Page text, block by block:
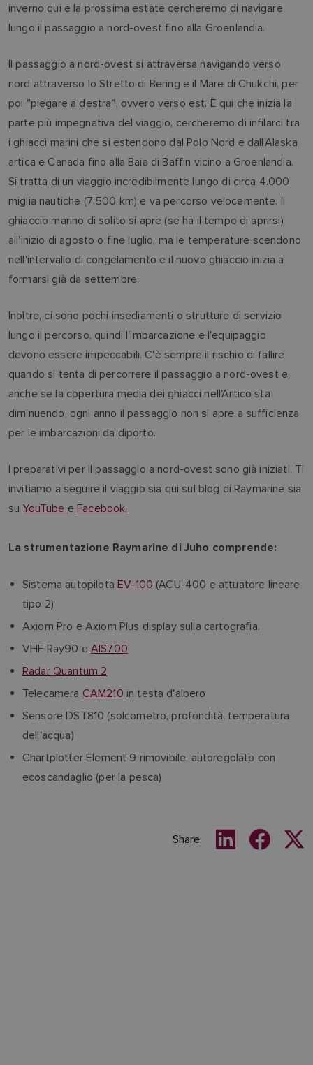
inverno qui e la prossima estate cercheremo di navigare
lungo il passaggio a nord-ovest fino alla Groenlandia.
Il passaggio a nord-ovest si attraversa navigando verso
nord attraverso lo Stretto di Bering e il Mare di Chukchi, per
poi "piegare a destra", ovvero verso est. È qui che inizia la
parte più impegnativa del viaggio, cercheremo di infilarci tra
i ghiacci marini che si estendono dal Polo Nord e dall'Alaska
artica e Canada fino alla Baia di Baffin vicino a Groenlandia.
Si tratta di un viaggio incredibilmente lungo di circa 4.000
miglia nautiche (7.500 km) e va percorso velocemente. Il
ghiaccio marino di solito si apre (se ha il tempo di aprirsi)
all'inizio di agosto o fine luglio, ma le temperature scendono
nell'intervallo di congelamento e il nuovo ghiaccio inizia a
formarsi già da settembre.
Inoltre, ci sono pochi insediamenti o strutture di servizio
lungo il percorso, quindi l'imbarcazione e l'equipaggio
devono essere impeccabili. C'è sempre il rischio di fallire
quando si tenta di percorrere il passaggio a nord-ovest e,
anche se la copertura media dei ghiacci nell'Artico sta
diminuendo, ogni anno il passaggio non si apre a sufficienza
per le imbarcazioni da diporto.
I preparativi per il passaggio a nord-ovest sono già iniziati. Ti
invitiamo a seguire il viaggio sia qui sul blog di Raymarine sia
su YouTube eFacebook.
La strumentazione Raymarine di Juho comprende:
Sistema autopilotaEV-100 (ACU-400 e attuatore lineare
tipo 2)
Axiom Pro e Axiom Plus display sulla cartografia.
VHF Ray90 e AIS700
Radar Quantum 2
Telecamera CAM210 in testa d'albero
Sensore DST810 (solcometro, profondità, temperatura
dell'acqua)
Chartplotter Element 9 rimovibile, autoregolato con
ecoscandaglio (per la pesca)
Share: